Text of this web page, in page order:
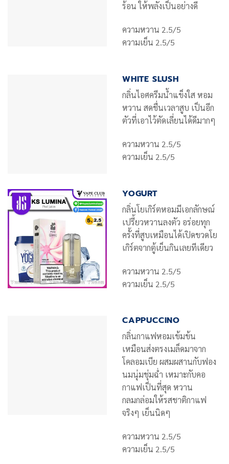
ร้อน ให้พลังเป็นอย่างดี
ความหวาน 2.5/5
ความเย็น 2.5/5
WHITE SLUSH
กลิ่นไอศครีมน้ำแข็งใส หอม
หวาน สดชื่นเวลาสูบ เป็นอีก
ตัวที่เอาไว้ตัดเลี่ยนได้ดีมากๆ
ความหวาน 2.5/5
ความเย็น 2.5/5
YOGURT
กลิ่นโยเกิร์ตหอมมีเอกลักษณ์
เปรี้ยวหวานลงตัว อร่อยทุก
ครั้งที่สูบเหมือนได้เปิดขวดโย
เกิร์ตจากตู้เย็นกินเลยทีเดียว
ความหวาน 2.5/5
ความเย็น 2.5/5
CAPPUCCINO
กลิ่นกาแฟหอมเข้มข้น
เหมือนส่งตรงเมล็ดมาจาก
โคลอมเบีย ผสมผสานกับฟอง
นมนุ่มชุ่มฉ่ำ เหมาะกับคอ
กาแฟเป็นที่สุด หวาน
กลมกล่อมให้รสชาติกาแฟ
จริงๆ เย็นนิดๆ
ความหวาน 2.5/5
ความเย็น 2.5/5